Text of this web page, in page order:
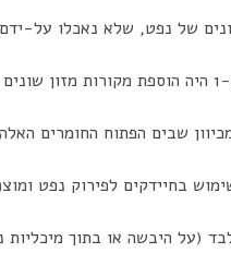
של נפט, שלא נאכלו על-
הנפט על-ידי רא"ג-1 היה הוספת מקורות
שבים הפתוח החומרים
בחיידקים לפירוק נפט
(על היבשה או בתוך מיכליות